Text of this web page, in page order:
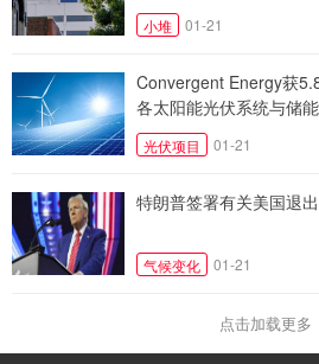
小堆 01-21
Convergent Energy获
各太阳能光伏系统与储
光伏项目 01-21
特朗普签署有关美国退
气候变化 01-21
点击加载更多